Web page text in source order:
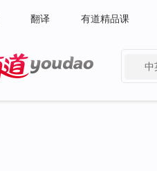
翻译 有道精品课
中